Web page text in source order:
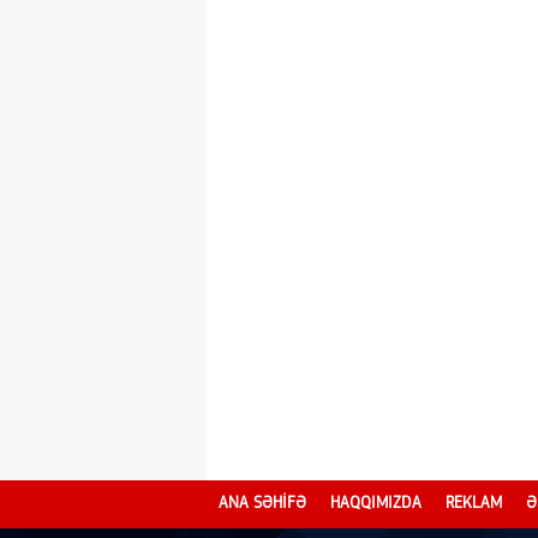
ANA SƏHİFƏ HAQQIMIZDA REKLAM